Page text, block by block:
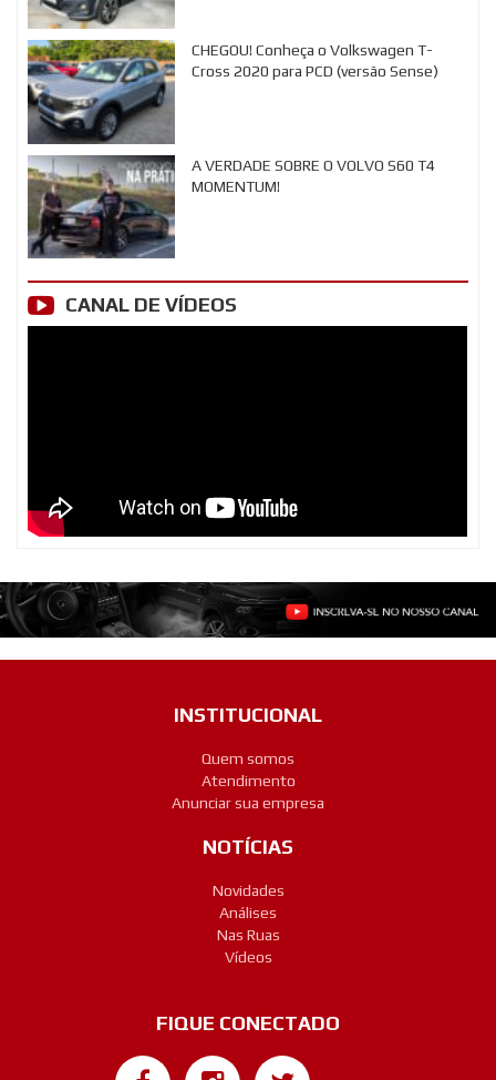
CHEGOU! Conheça o Volkswagen T-
Cross 2020 para PCD (versão Sense)
A VERDADE SOBRE O VOLVO S60 T4
MOMENTUM!
CANAL DE VÍDEOS
INSTITUCIONAL
Quem somos
Atendimento
Anunciar sua empresa
NOTÍCIAS
Novidades
Análises
Nas Ruas
Vídeos
FIQUE CONECTADO